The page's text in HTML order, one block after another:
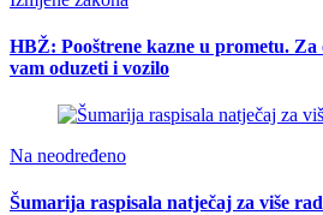
HBŽ: Pooštrene kazne u prometu.
vam oduzeti i vozilo
Na neodređeno
Šumarija raspisala natječaj za više